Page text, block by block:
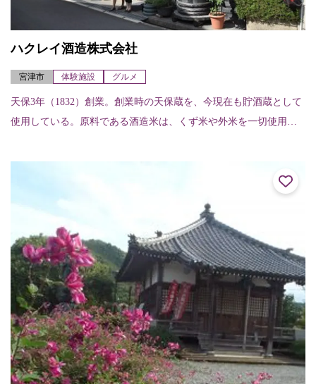
ハクレイ酒造株式会社
宮津市 体験施設 グルメ
天保3年（1832）創業。創業時の天保蔵を、今現在も貯酒蔵として
使用している。原料である酒造米は、くず米や外米を一切使用せ
蔵スイーツも販...